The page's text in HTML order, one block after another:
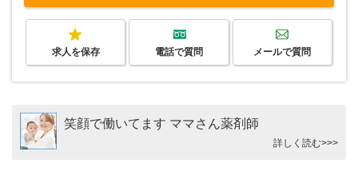
求人を保存 電話で質問 メールで質問
笑顔で働いてます ママさん薬剤師
詳しく読む>>>